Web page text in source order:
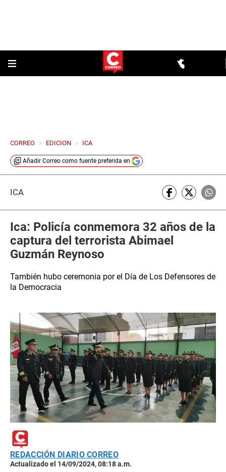
CORREO > EDICION > ICA
Añadir Correo como fuente preferida en
ICA
Ica: Policía conmemora 32 años de la
captura del terrorista Abimael
Guzmán Reynoso
También hubo ceremonia por el Día de Los Defensores de
la Democracia
REDACCIÓN DIARIO CORREO
Actualizado el 14/09/2024, 08:18 a.m.